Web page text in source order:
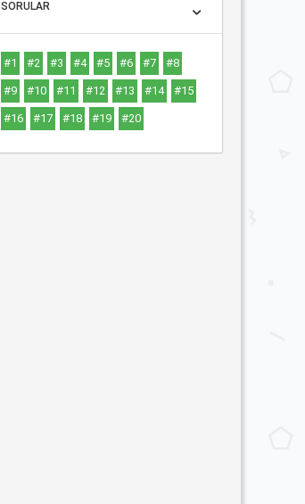
SORULAR
#1 #2 #3 #4 #5 #6 #7 #8
#9 #10 #11 #12 #13 #14 #15
#16 #17 #18 #19 #20